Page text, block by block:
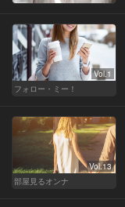
Vol.1
フォロー・ミー！
Vol.13
部屋見るオンナ